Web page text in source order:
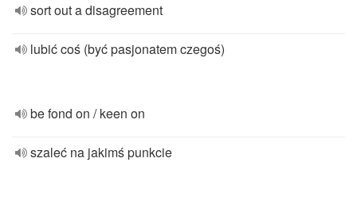
sort out a disagreement
lubić coś (być pasjonatem czegoś)
be fond on / keen on
szaleć na jakimś punkcie